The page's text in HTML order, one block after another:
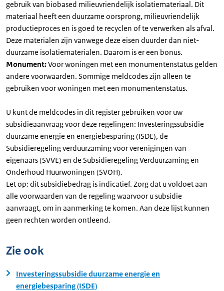
gebruik van biobased milieuvriendelijk isolatiemateriaal. Dit
materiaal heeft een duurzame oorsprong, milieuvriendelijk
productieproces en is goed te recyclen of te verwerken als afval.
Deze materialen zijn vanwege deze eisen duurder dan niet-
duurzame isolatiematerialen. Daarom is er een bonus.
Monument:Voor woningen met een monumentenstatus gelden
andere voorwaarden. Sommige meldcodes zijn alleen te
gebruiken voor woningen met een monumentenstatus.
U kunt de meldcodes in dit register gebruiken voor uw
subsidieaanvraag voor deze regelingen: Investeringssubsidie
duurzame energie en energiebesparing (ISDE), de
Subsidieregeling verduurzaming voor verenigingen van
eigenaars (SVVE) en de Subsidieregeling Verduurzaming en
Onderhoud Huurwoningen (SVOH).
Let op: dit subsidiebedrag is indicatief. Zorg dat u voldoet aan
alle voorwaarden van de regeling waarvoor u subsidie
aanvraagt, om in aanmerking te komen. Aan deze lijst kunnen
geen rechten worden ontleend.
Zie ook
Investeringssubsidie duurzame energie en
energiebesparing (ISDE)